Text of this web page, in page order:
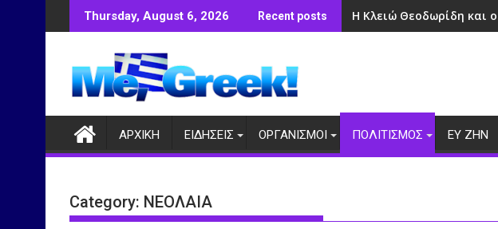
to
Thursday, August 6, 2026 Recent posts Η Κλειώ Θεοδωρίδη και
ΑΡΧΙΚΗ ΕΙΔΗΣΕΙΣ ΟΡΓΑΝΙΣΜΟΙ ΠΟΛΙΤΙΣΜΟΣ ΕΥ ΖΗΝ
Category: ΝΕΟΛΑΙΑ